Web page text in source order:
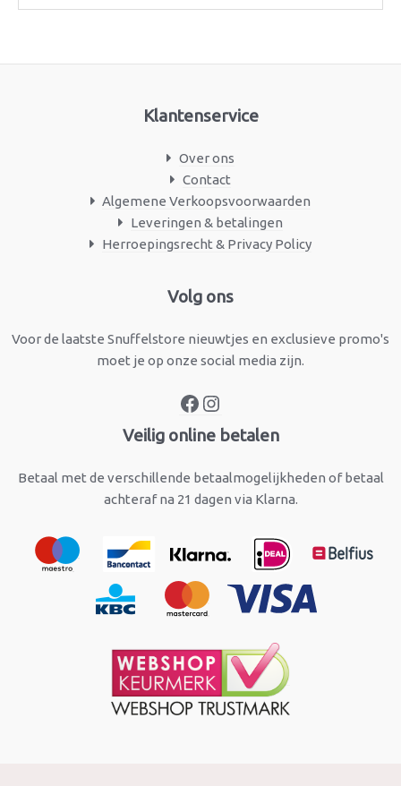
Klantenservice
Over ons
Contact
Algemene Verkoopsvoorwaarden
Leveringen & betalingen
Herroepingsrecht & Privacy Policy
Volg ons
Voor de laatste Snuffelstore nieuwtjes en exclusieve promo's
moet je op onze social media zijn.
Facebook
Veilig online betalen
Betaal met de verschillende betaalmogelijkheden of betaal
achteraf na 21 dagen via Klarna.